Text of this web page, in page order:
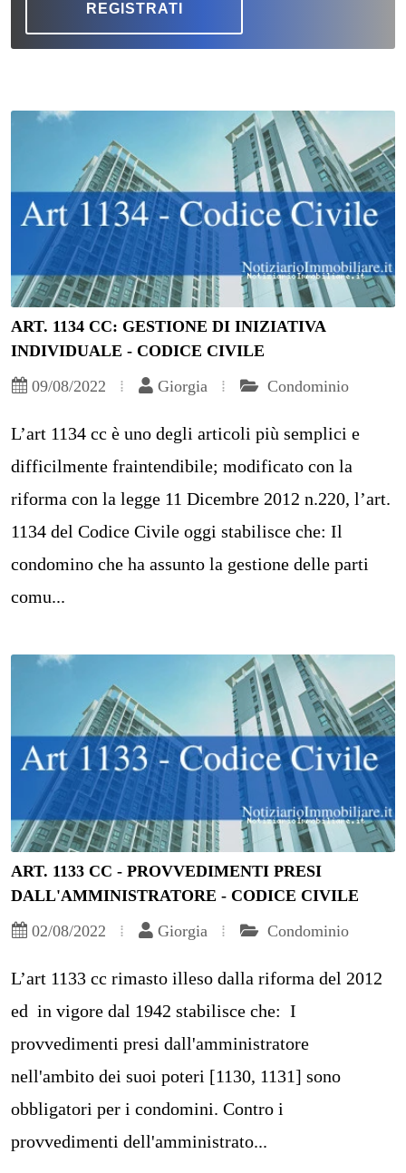
REGISTRATI
ART. 1134 CC: GESTIONE DI INIZIATIVA
INDIVIDUALE - CODICE CIVILE
09/08/2022
Giorgia Condominio
L’art 1134 cc è uno degli articoli più semplici e
difficilmente fraintendibile; modificato con la
riforma con la legge 11 Dicembre 2012 n.220, l’art.
1134 del Codice Civile oggi stabilisce che: Il
condomino che ha assunto la gestione delle parti
comu...
ART. 1133 CC - PROVVEDIMENTI PRESI
DALL'AMMINISTRATORE - CODICE CIVILE
02/08/2022
Giorgia Condominio
L’art 1133 cc rimasto illeso dalla riforma del 2012
ed in vigore dal 1942 stabilisce che: I
provvedimenti presi dall'amministratore
nell'ambito dei suoi poteri [1130, 1131] sono
obbligatori per i condomini. Contro i
provvedimenti dell'amministrato...